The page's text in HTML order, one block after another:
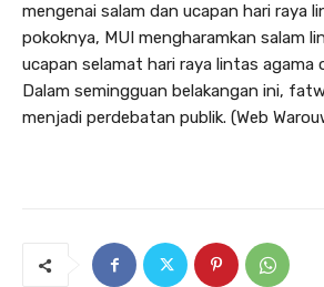
mengenai salam dan ucapan hari raya
pokoknya, MUI mengharamkan salam
ucapan selamat hari raya lintas agama
Dalam semingguan belakangan ini,
menjadi perdebatan publik. (Web